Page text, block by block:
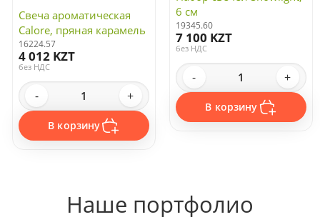
Свеча ароматическая
Calore, пряная карамель
16224.57
4 012 KZT
без НДС
- +
В корзину
6 см
19345.60
7 100 KZT
без НДС
- +
В корзину